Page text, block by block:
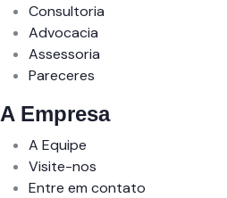
Consultoria
Advocacia
Assessoria
Pareceres
A Empresa
A Equipe
Visite-nos
Entre em contato